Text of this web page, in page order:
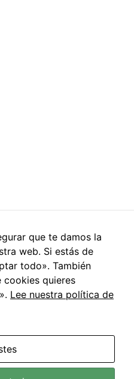
| Todos los Derechos
que te damos la
web. Si estás de
todo». También
cookies quieres
Lee nuestra política de